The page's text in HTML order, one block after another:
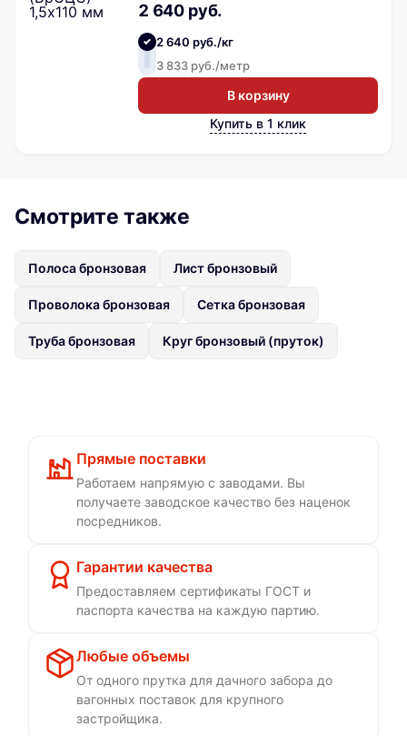
2 640 руб.
2 640 руб./кг
3 833 руб./метр
В корзину
Купить в 1 клик
Смотрите также
Полоса бронзовая Лист бронзовый
Проволока бронзовая Сетка бронзовая
Труба бронзовая Круг бронзовый (пруток)
Прямые поставки
Работаем напрямую с заводами. Вы
получаете заводское качество без наценок
посредников.
Гарантии качества
Предоставляем сертификаты ГОСТ и
паспорта качества на каждую партию.
Любые объемы
От одного прутка для дачного забора до
вагонных поставок для крупного
застройщика.